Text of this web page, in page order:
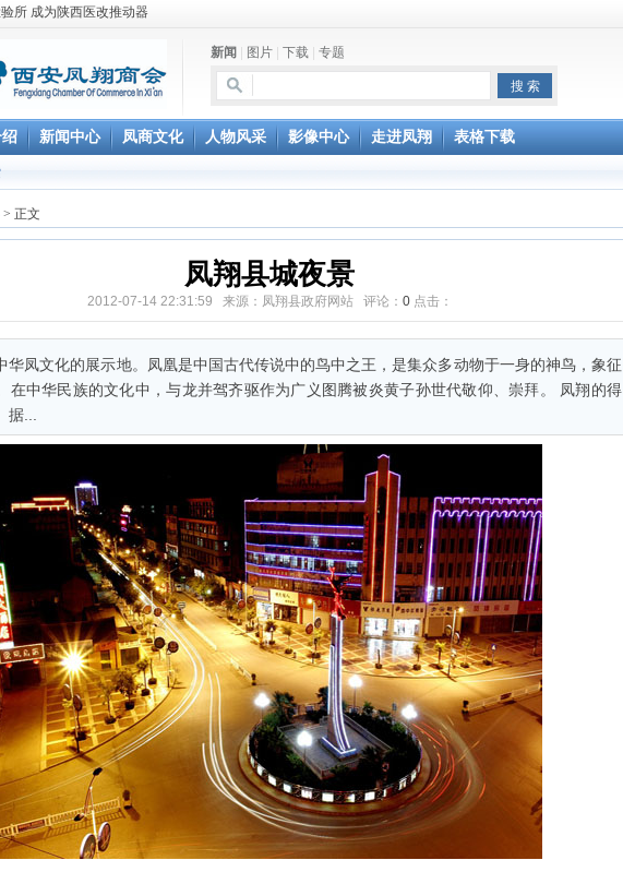
室成立
”
酒
新闻 图片 下载 专题
新闻中心 凤商文化 人物风采 影像中心 走进凤翔 表格下载
> 正文
凤翔县城夜景
2012-07-14 22:31:59 来源：凤翔县政府网站 评论： 0点击：
华凤文化的展示地。凤凰是中国古代传说中的鸟中之王，是集众多动物于一身的神鸟，象征
在中华民族的文化中，与龙并驾齐驱作为广义图腾被炎黄子孙世代敬仰、崇拜。 凤翔的得
...